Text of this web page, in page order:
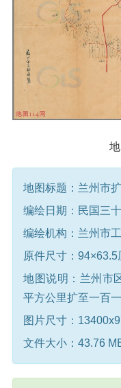
地图标题：兰州市
编绘日期：民国三
编绘机构：兰州市
原件尺寸：94×63.5
地图说明：兰州市
平方公里扩至一百
图片尺寸：
文件大小：43.76